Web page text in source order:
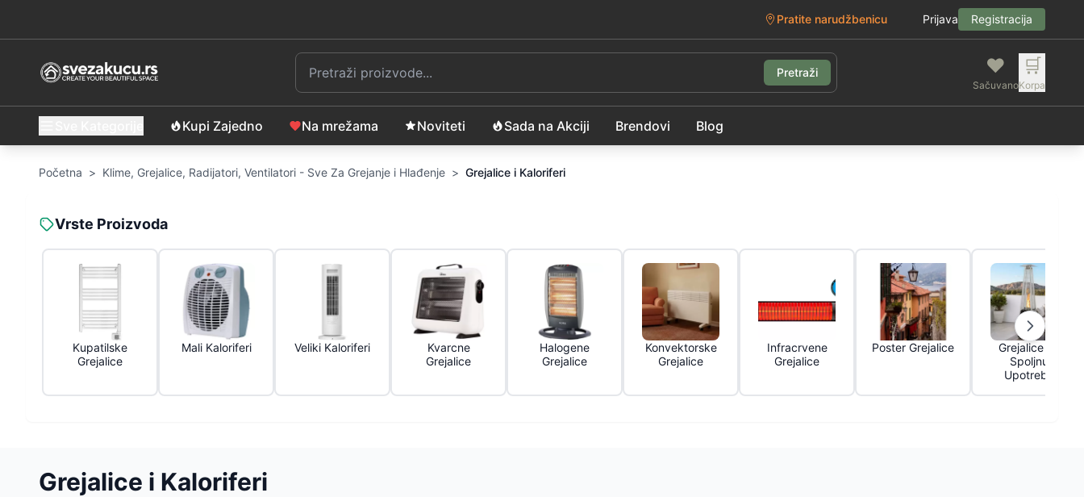
Pratite narudžbenicu Prijava Registracija
Pretraži ❤️
Sačuvano
🛒
Korpa
Kupi Zajedno Na mrežama Noviteti Sada na Akciji Brendovi Blog
Početna > Klime, Grejalice, Radijatori, Ventilatori - Sve Za Grejanje i Hlađenje > Grejalice i Kaloriferi
Vrste Proizvoda
Kupatilske
Grejalice
Mali Kaloriferi Veliki Kaloriferi
Kvarcne
Grejalice
Halogene
Grejalice
Konvektorske
Grejalice
Infracrvene
Grejalice
Poster Grejalice
Grejalice Za
Spoljnu
Upotrebu
Grejalice i Kaloriferi